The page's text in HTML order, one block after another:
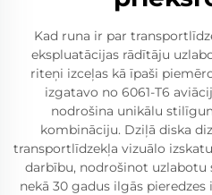
Kad runa ir par
ekspluatācijas rādītāju
riteņi izceļas kā īpaši
izgatavo no 6061-T6
nodrošina unikālu
kombināciju. Dziļā diska
transportlīdzekļa vizuālo
darbību, nodrošinot uzlabotu
nekā 30 gadus ilgās